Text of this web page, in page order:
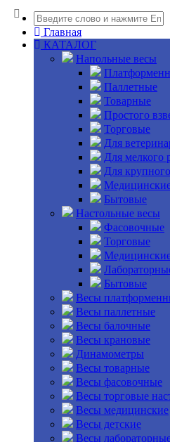
Главная
КАТАЛОГ
Напольные весы
Паллетные
Товарные
Простого
Торговые
Для
Для мелкого
Для
Бытовые
Настольные весы
Фасовочные
Торговые
Бытовые
Весы
Весы паллетные
Весы балочные
Весы крановые
Динамометры
Весы товарные
Весы фасовочные
Весы торговые
Весы медицинские
Весы детские
Весы